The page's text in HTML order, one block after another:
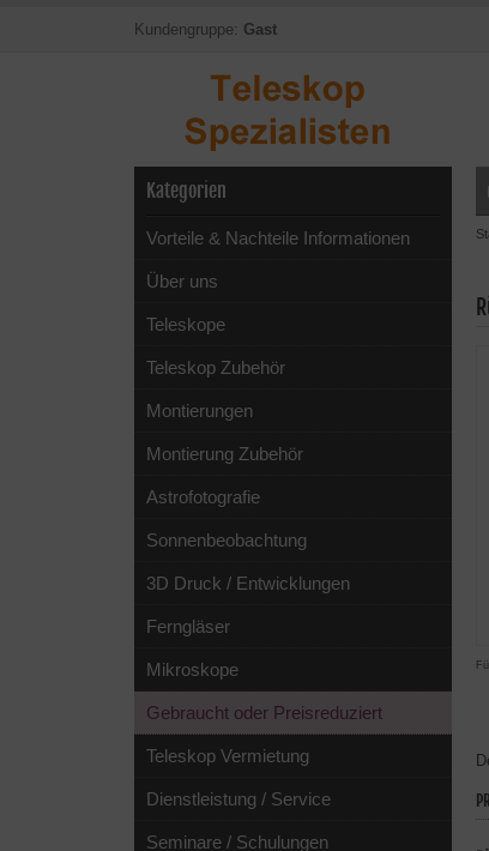
Kundengruppe: Gast
Kategorien
Vorteile & Nachteile Informationen
Über uns
Teleskope
Teleskop Zubehör
Montierungen
Montierung Zubehör
Astrofotografie
Sonnenbeobachtung
3D Druck / Entwicklungen
Ferngläser
Mikroskope
Gebraucht oder Preisreduziert
Teleskop Vermietung
Dienstleistung / Service
Seminare / Schulungen